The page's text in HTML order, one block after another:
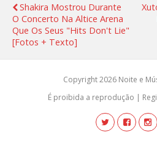
Shakira Mostrou Durante
O Concerto Na Altice Arena
Que Os Seus "hits Don't Lie"
[fotos + Texto]
Copyright 2026 Noite e
É proibida a reprodução |